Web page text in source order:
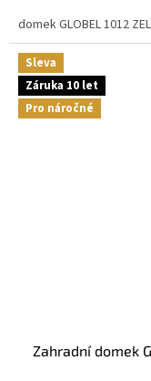
domek GLOBEL 1012
Sleva
Záruka 10 let
Pro náročné
Zahradní domek GLOBEL 1012 STŘÍBRNÝ se střešním